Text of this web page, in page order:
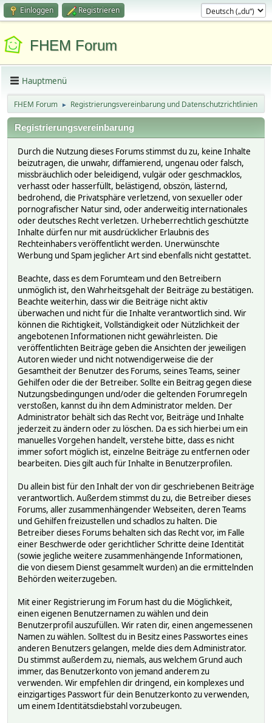
Einloggen Registrieren
FHEM Forum
Hauptmenü
FHEM Forum ► Registrierungsvereinbarung und Datenschutzrichtlinien
Registrierungsvereinbarung
Durch die Nutzung dieses Forums stimmst du zu, keine Inhalte
beizutragen, die unwahr, diffamierend, ungenau oder falsch,
missbräuchlich oder beleidigend, vulgär oder geschmacklos,
verhasst oder hasserfüllt, belästigend, obszön, lästernd,
bedrohend, die Privatsphäre verletzend, von sexueller oder
pornografischer Natur sind, oder anderweitig internationales
oder deutsches Recht verletzen. Urheberrechtlich geschützte
Inhalte dürfen nur mit ausdrücklicher Erlaubnis des
Rechteinhabers veröffentlicht werden. Unerwünschte
Werbung und Spam jeglicher Art sind ebenfalls nicht gestattet.
Beachte, dass es dem Forumteam und den Betreibern
unmöglich ist, den Wahrheitsgehalt der Beiträge zu bestätigen.
Beachte weiterhin, dass wir die Beiträge nicht aktiv
überwachen und nicht für die Inhalte verantwortlich sind. Wir
können die Richtigkeit, Vollständigkeit oder Nützlichkeit der
angebotenen Informationen nicht gewährleisten. Die
veröffentlichten Beiträge geben die Ansichten der jeweiligen
Autoren wieder und nicht notwendigerweise die der
Gesamtheit der Benutzer des Forums, seines Teams, seiner
Gehilfen oder die der Betreiber. Sollte ein Beitrag gegen diese
Nutzungsbedingungen und/oder die geltenden Forumregeln
verstoßen, kannst du ihn dem Administrator melden. Der
Administrator behält sich das Recht vor, Beiträge und Inhalte
jederzeit zu ändern oder zu löschen. Da es sich hierbei um ein
manuelles Vorgehen handelt, verstehe bitte, dass es nicht
immer sofort möglich ist, einzelne Beiträge zu entfernen oder
bearbeiten. Dies gilt auch für Inhalte in Benutzerprofilen.
Du allein bist für den Inhalt der von dir geschriebenen Beiträge
verantwortlich. Außerdem stimmst du zu, die Betreiber dieses
Forums, aller zusammenhängender Webseiten, deren Teams
und Gehilfen freizustellen und schadlos zu halten. Die
Betreiber dieses Forums behalten sich das Recht vor, im Falle
einer Beschwerde oder gerichtlicher Schritte deine Identität
(sowie jegliche weitere zusammenhängende Informationen,
die von diesem Dienst gesammelt wurden) an die ermittelnden
Behörden weiterzugeben.
Mit einer Registrierung im Forum hast du die Möglichkeit,
einen eigenen Benutzernamen zu wählen und dein
Benutzerprofil auszufüllen. Wir raten dir, einen angemessenen
Namen zu wählen. Solltest du in Besitz eines Passwortes eines
anderen Benutzers gelangen, melde dies dem Administrator.
Du stimmst außerdem zu, niemals, aus welchem Grund auch
immer, das Benutzerkonto von jemand anderem zu
verwenden. Wir empfehlen dir dringend, ein komplexes und
einzigartiges Passwort für dein Benutzerkonto zu verwenden,
um einem Identitätsdiebstahl vorzubeugen.